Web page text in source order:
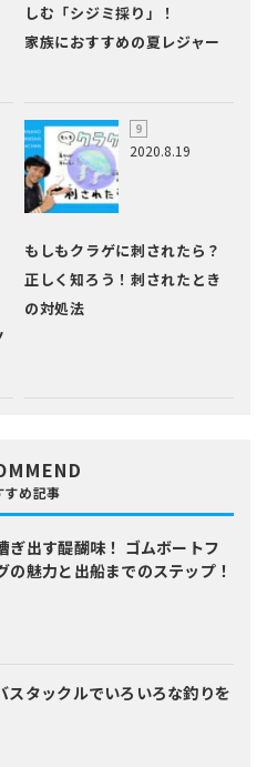
しむ「シジミ採り」！
家族におすすめの夏レジャー
2020.8.19
もしもクラゲに刺されたら？
正しく知ろう！刺されたとき
の対処法
すめ記事
ぎ出す醍醐味！ ゴムボートフ
の魅力と出船までのステップ！
スタックルでいろいろな釣りを